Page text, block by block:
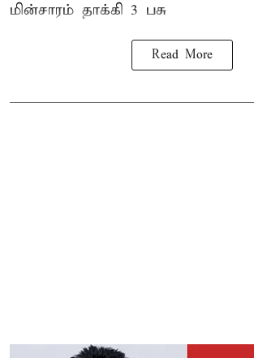
மின்சாரம் தாக்கி 3 பசு
Read More